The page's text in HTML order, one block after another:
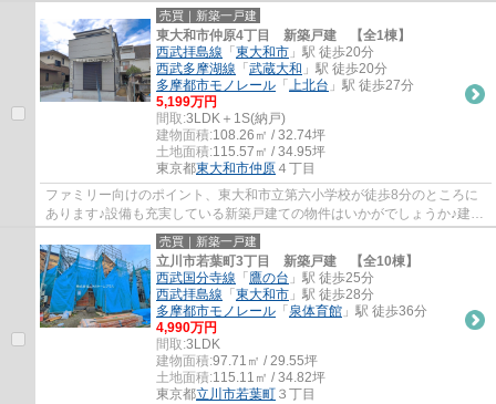
のある15帖以上のLDKで、日々の生活にゆとりが...
売買｜新築一戸建
東大和市仲原4丁目 新築戸建 【全1棟】
西武拝島線 「 東大和市 」駅 徒歩20分
西武多摩湖線 「 武蔵大和 」駅 徒歩20分
多摩都市モノレール 「 上北台 」駅 徒歩27分
5,199万円
間取:3LDK＋1S(納戸)
建物面積:108.26㎡ / 32.74坪
土地面積:115.57㎡ / 34.95坪
東京都東大和市仲原 ４丁目
ファミリー向けのポイント、東大和市立第六小学校が徒歩8分のところに
あります♪設備も充実している新築戸建ての物件はいかがでしょうか♪建物
面積108.26㎡もありますので、ご検討くださ...
売買｜新築一戸建
立川市若葉町3丁目 新築戸建 【全10棟】
西武国分寺線 「 鷹の台 」駅 徒歩25分
西武拝島線 「 東大和市 」駅 徒歩28分
多摩都市モノレール 「 泉体育館 」駅 徒歩36分
4,990万円
間取:3LDK
建物面積:97.71㎡ / 29.55坪
土地面積:115.11㎡ / 34.82坪
東京都立川市若葉町 ３丁目